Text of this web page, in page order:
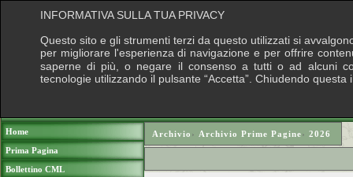
Home
Prima Pagina
Bollettino CML
Archivio › Archivio Prime Pagine› 2026
INFORMATIVA SULLA TUA PRIVACY
Questo sito e gli strumenti terzi da questo utilizzati si
per migliorare l'esperienza di navigazione e per offrire
saperne di più, o negare il consenso a tutti o ad alcuni
tecnologie utilizzando il pulsante “Accetta”. Chiudendo